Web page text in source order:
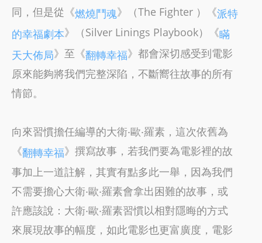
同，但是從《燃燒鬥魂》（The Fighter ）《派特
的幸福劇本》（Silver Linings Playbook）《瞞
天大佈局》至《翻轉幸福》都會深切感受到電影
原來能夠將我們完整深陷，不斷嚮往故事的所有
情節。
向來習慣擔任編導的大衛‧歐‧羅素，這次依舊為
《翻轉幸福》撰寫故事，若我們要為電影裡的故
事加上一道註解，其實有點多此一舉，因為我們
不需要擔心大衛‧歐‧羅素會拿出困難的故事，或
許應該說：大衛‧歐‧羅素習慣以相對隱晦的方式
來展現故事的幅度，如此電影也更富廣度，電影